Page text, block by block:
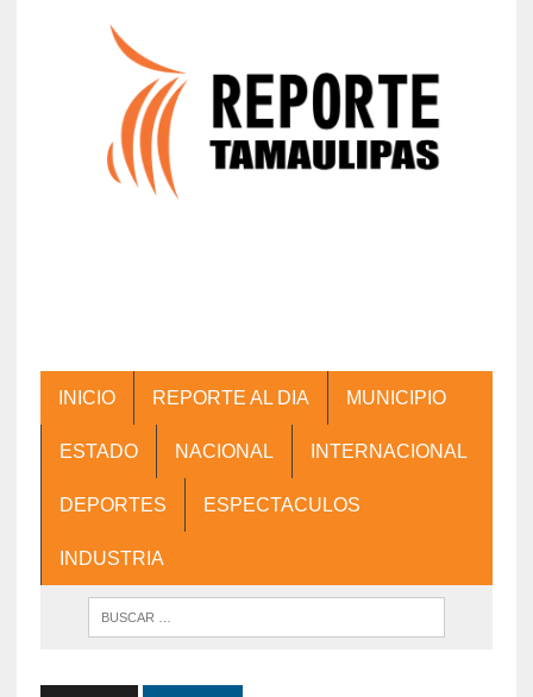
INICIO REPORTE AL DIA MUNICIPIO
ESTADO NACIONAL INTERNACIONAL
DEPORTES ESPECTACULOS
INDUSTRIA